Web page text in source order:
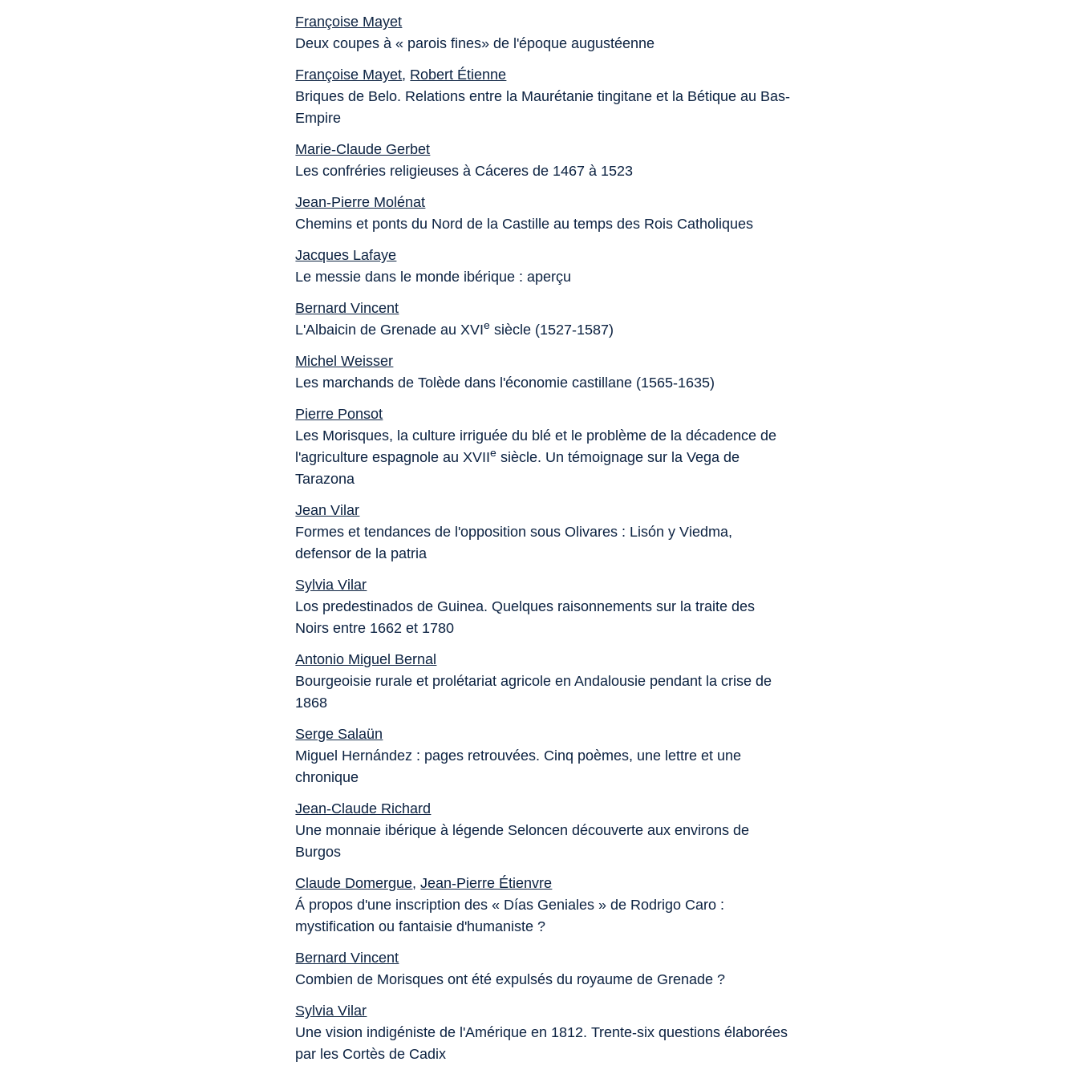
Françoise Mayet
Deux coupes à « parois fines» de l'époque augustéenne
Françoise Mayet, Robert Étienne
Briques de Belo. Relations entre la Maurétanie tingitane et la Bétique au Bas-
Empire
Marie-Claude Gerbet
Les confréries religieuses à Cáceres de 1467 à 1523
Jean-Pierre Molénat
Chemins et ponts du Nord de la Castille au temps des Rois Catholiques
Jacques Lafaye
Le messie dans le monde ibérique : aperçu
Bernard Vincent
L'Albaicin de Grenade au XVIe siècle (1527-1587)
Michel Weisser
Les marchands de Tolède dans l'économie castillane (1565-1635)
Pierre Ponsot
Les Morisques, la culture irriguée du blé et le problème de la décadence de
l'agriculture espagnole au XVIIe siècle. Un témoignage sur la Vega de
Tarazona
Jean Vilar
Formes et tendances de l'opposition sous Olivares : Lisón y Viedma,
defensor de la patria
Sylvia Vilar
Los predestinados de Guinea. Quelques raisonnements sur la traite des
Noirs entre 1662 et 1780
Antonio Miguel Bernal
Bourgeoisie rurale et prolétariat agricole en Andalousie pendant la crise de
1868
Serge Salaün
Miguel Hernández : pages retrouvées. Cinq poèmes, une lettre et une
chronique
Jean-Claude Richard
Une monnaie ibérique à légende Seloncen découverte aux environs de
Burgos
Claude Domergue,Jean-Pierre Étienvre
Á propos d'une inscription des « Días Geniales » de Rodrigo Caro :
mystification ou fantaisie d'humaniste ?
Bernard Vincent
Combien de Morisques ont été expulsés du royaume de Grenade ?
Sylvia Vilar
Une vision indigéniste de l'Amérique en 1812. Trente-six questions élaborées
par les Cortès de Cadix